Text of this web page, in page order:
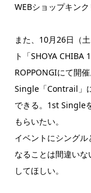
WEBショップキン
また、10月26日（
ト「SHOYA CHIBA
ROPPONGIにて開
Single「Contrail」
できる。1st Single
もらいたい。
イベントにシング
なることは間違い
してほしい。